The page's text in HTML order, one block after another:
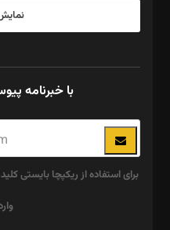
با خبرنامه